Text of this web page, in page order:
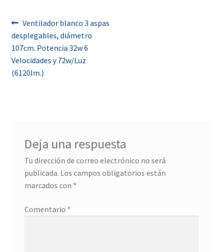
Navegación
de
entradas
Anterior:
Ventilador blanco 3 aspas
desplegables, diámetro
107cm. Potencia 32w 6
Velocidades y 72w/Luz
(6120lm.)
Deja una respuesta
Tu dirección de correo electrónico no será
publicada. Los campos obligatorios están
marcados con *
Comentario *